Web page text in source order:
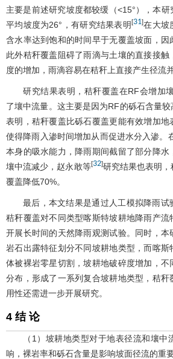
主要是前述研究坡度都较缓（<15°），本研
平均坡度为26°，有研究结果表明[31]在大坡
含水率达到饱和的时间早于无覆盖坡面，因
此外秸秆覆盖阻碍了雨滴与土壤的直接接触
度的增加，雨滴容易在秸秆上直接产生径流
研究结果表明，秸秆覆盖在RF会增加
了壤中流量。这主要是因为RF的砾石含量
表明，秸秆覆盖比砾石覆盖更能有效增加
使得降雨入渗时间增加从而促进水分入渗。
本身的吸水能力，降雨期间截留了部分降
壤中流减少，赵永敢等[32]研究结果也表明
覆盖降低70%。
最后，本文结果是通过人工模拟降雨试
秸秆覆盖对不同类型喀斯特坡耕地降雨产
开展长时间的天然降雨观测试验。同时，本
岩石出露特征划分不同坡耕地类型，而喀斯
体被裸岩零星切割，坡耕地破碎度增加，
分布，形成了一系列复合坡耕地类型，秸
用性还需进一步开展研究。
4 结 论
（1）坡耕地类型对于地表径流和壤
响，裸岩率和砾石含量是影响坡面径流的重